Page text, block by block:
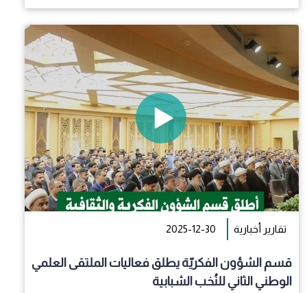
تقارير أخبارية 2025-12-30
قسم الشؤون الفكريّة يطلق فعاليات الملتقى العلمي
الوطني الثاني للنُخب الشبابية